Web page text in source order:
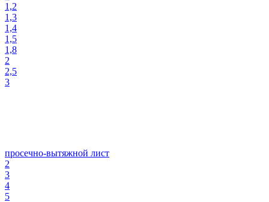
1,2
1,3
1,4
1,5
1,8
2
2,5
3
просечно-вытяжной лист
2
3
4
5